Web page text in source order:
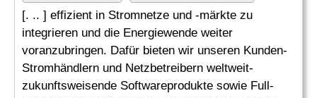
[. .. ] effizient in Stromnetze und -märkte zu
integrieren und die Energiewende weiter
voranzubringen. Dafür bieten wir unseren Kunden-
Stromhändlern und Netzbetreibern weltweit-
zukunftsweisende Softwareprodukte sowie Full-